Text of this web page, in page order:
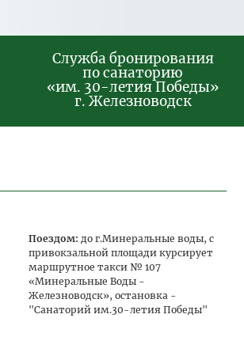
Служба бронирования
по санаторию
«им. 30-летия Победы»
г. Железноводск
Поездом: до г.Минеральные воды, с
привокзальной площади курсирует
маршрутное такси № 107
«Минеральные Воды -
Железноводск», остановка -
"Санаторий им.30-летия Победы"